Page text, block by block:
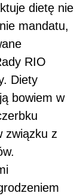
dietę nie
mandatu,
RIO
Diety
bowiem w
związku z